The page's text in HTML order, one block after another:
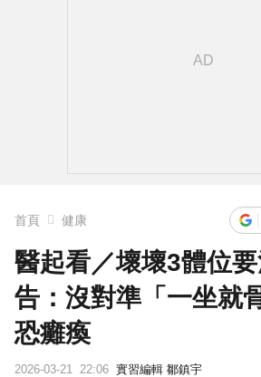
首頁 健康
醫起看／壞壞3體位
告：沒對準「一坐就
恐癱瘓
2026-03-21 22:06 實習編輯 鄒鎮宇